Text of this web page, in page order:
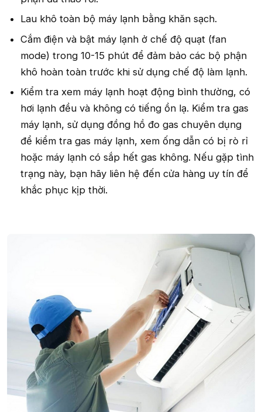
Lau khô toàn bộ máy lạnh bằng khăn sạch.
Cắm điện và bật máy lạnh ở chế độ quạt (fan
mode) trong 10-15 phút để đảm bảo các bộ phận
khô hoàn toàn trước khi sử dụng chế độ làm lạnh.
Kiểm tra xem máy lạnh hoạt động bình thường, có
hơi lạnh đều và không có tiếng ồn lạ. Kiểm tra gas
máy lạnh, sử dụng đồng hồ đo gas chuyên dụng
để kiểm tra gas máy lạnh, xem ống dẫn có bị rò rỉ
hoặc máy lạnh có sắp hết gas không. Nếu gặp tình
trạng này, bạn hãy liên hệ đến cửa hàng uy tín để
khắc phục kịp thời.